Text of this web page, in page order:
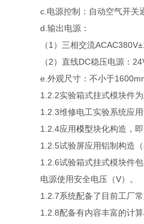
c.电源控制：自动空气开关
d.输出电源：
（1）三相交流
（2）直线DC稳压电源：
e.外观尺寸：不小于
1.2.2实验箱式挂式模块件
1.2.3维修电工实验系统应
1.2.4应用模型块化构造，
1.2.5试验屏应用铝制构造
1.2.6试验箱式挂式模块件
电源使用安全电压（V）。
1.2.7系统配备了目前工厂
1.2.8配备有内容丰富的计